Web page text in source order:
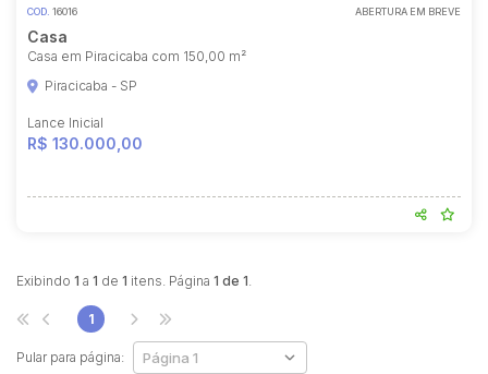
COD. 16016 ABERTURA EM BREVE
Casa
Casa em Piracicaba com 150,00 m²
Piracicaba - SP
Lance Inicial
R$ 130.000,00
Exibindo 1 a 1 de 1 itens. Página 1 de 1.
Pular para página:
1